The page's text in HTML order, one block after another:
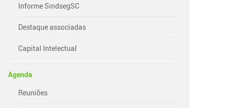
Informe SindsegSC
Destaque associadas
Capital Intelectual
Agenda
Reuniões